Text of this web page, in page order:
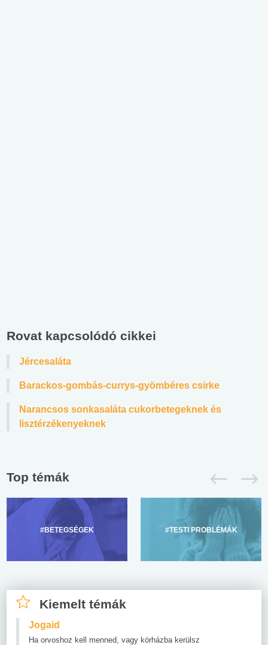
Rovat kapcsolódó cikkei
Jércesaláta
Barackos-gombás-currys-gyömbéres csirke
Narancsos sonkasaláta cukorbetegeknek és
lisztérzékenyeknek
Top témák
#BETEGSÉGEK #TESTI PROBLÉMÁK
Kiemelt témák
Jogaid
Ha orvoshoz kell menned, vagy kórházba kerülsz